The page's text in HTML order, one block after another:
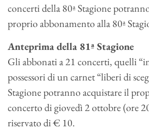
concerti della 80ª Stagione
proprio abbonamento alla 80ª
Anteprima della 81ª Stagione
Gli abbonati a 21 concerti, quelli
possessori di un carnet “liberi di
Stagione potranno acquistare il
concerto di giovedì 2 ottobre (ore
riservato di € 10.